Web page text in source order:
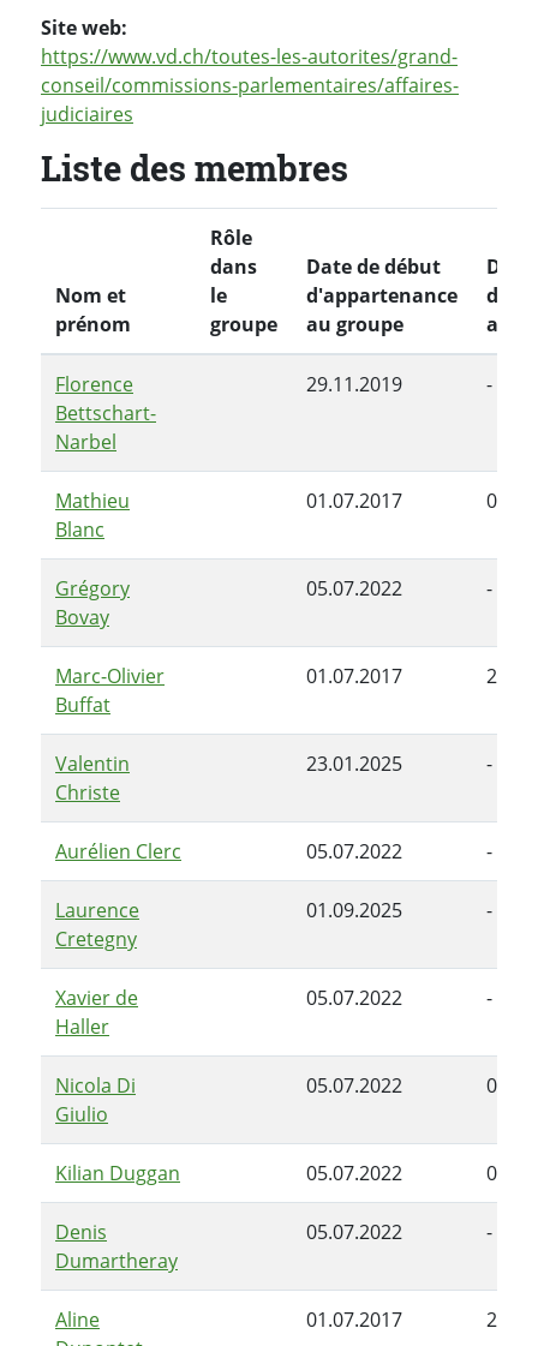
Site web:
https://www.vd.ch/toutes-les-autorites/grand-
conseil/commissions-parlementaires/affaires-
judiciaires
Liste des membres
Nom et
prénom
Rôle
dans
le
groupe
Date de début
d'appartenance
au groupe
Date
au
Florence
Bettschart-
Narbel
29.11.2019 -
Mathieu
Blanc
01.07.2017
Grégory
Bovay
05.07.2022 -
Marc-Olivier
Buffat
01.07.2017
Valentin
Christe
23.01.2025 -
Aurélien Clerc 05.07.2022 -
Laurence
Cretegny
01.09.2025 -
Xavier de
Haller
05.07.2022 -
Nicola Di
Giulio
05.07.2022
Kilian Duggan 05.07.2022
Denis
Dumartheray
05.07.2022 -
Aline
01.07.2017